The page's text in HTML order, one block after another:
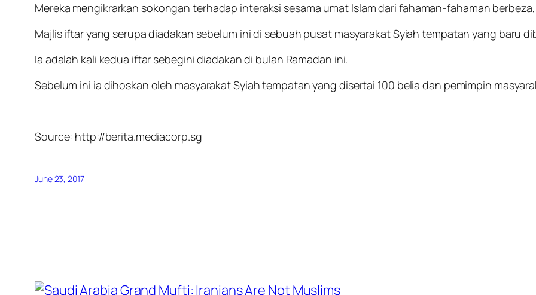
Mereka mengikrarkan sokongan terhadap interaksi sesama umat Islam dari fahaman-fahaman
Majlis iftar yang serupa diadakan sebelum ini di sebuah pusat masyarakat Syiah tempatan yang baru
Ia adalah kali kedua iftar sebegini diadakan di bulan Ramadan ini.
Sebelum ini ia dihoskan oleh masyarakat Syiah tempatan yang disertai 100 belia dan pemimpin
Source: http://berita.mediacorp.sg
June 23, 2017